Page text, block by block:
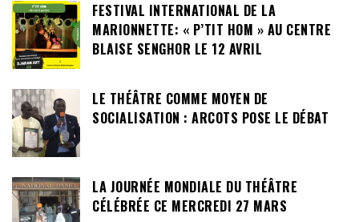
FESTIVAL INTERNATIONAL DE LA
MARIONNETTE: « P’TIT HOM » AU CENTRE
BLAISE SENGHOR LE 12 AVRIL
LE THÉÂTRE COMME MOYEN DE
SOCIALISATION : ARCOTS POSE LE DÉBAT
LA JOURNÉE MONDIALE DU THÉÂTRE
CÉLÉBRÉE CE MERCREDI 27 MARS